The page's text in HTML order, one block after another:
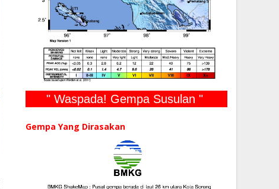
" Waspada! Gempa Susulan "
Gempa Yang Dirasakan